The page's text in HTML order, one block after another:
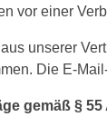
vor einer
unserer
Die E-
gemäß §